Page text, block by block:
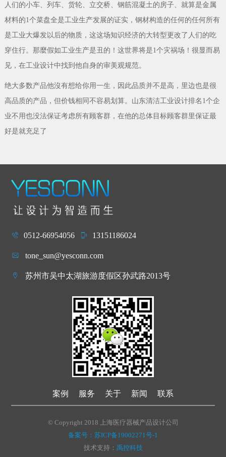
人们的小车、列车、货轮、立交桥、钢筋混凝土的房子、就算是金属
材料的1个菜盘全是工业生产发展的证实，钢材构造的任何的任何所有
是工业大爆发以后的物质，这这场知识经济的大转型更改了人们的吃
穿住行。那麼假如工业生产是丑的！这世界将是1个灾祸场！很显而易
见，在工业设计中找到他自身的审美观规范。
绝大多数产品他沒有想给你用一生，因此品质并不是高，里边也是很
高品质的产品，但价钱相同不容易划算。山东清洁工业设计排名1个企
业不用也没法保证考虑所有顾客群，在他的总体目标顾客群里保证最
好是就充足了
0512-66954056 13151186024
tone_sun@yesconn.com
苏州市吴中太湖旅游度假区孙武路2013号
案例 服务 关于 新闻 联系
© Copyright 2018 上海医疗器械产品设计公司
备案号：苏ICP备19002271号-1
技术支持： 禹控科技